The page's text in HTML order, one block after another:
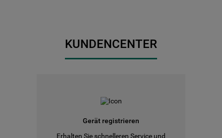
KUNDENCENTER
Gerät registrieren
Erhalten Sie schnelleren Service und